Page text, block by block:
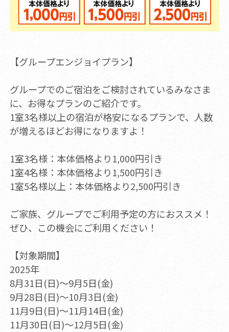
【グループエンジョイプラン】
グループでのご宿泊をご検討されているみなさま
に、お得なプランのご紹介です。
1室3名様以上の宿泊が格安になるプランで、人数
が増えるほどお得になりますよ！
1室3名様：本体価格より1,000円引き
1室4名様：本体価格より1,500円引き
1室5名様以上：本体価格より2,500円引き
ご家族、グループでご利用予定の方におススメ！
ぜひ、この機会にご利用ください！
【対象期間】
2025年
8月31日(日)～9月5日(金)
9月28日(日)～10月3日(金)
11月9日(日)～11月14日(金)
11月30日(日)～12月5日(金)